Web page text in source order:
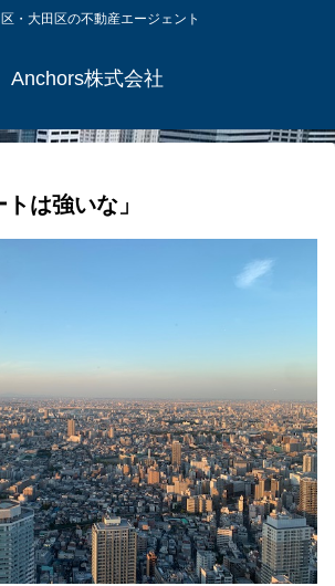
・大田区の不動産エージェント
Anchors株式会社
トは強いな」